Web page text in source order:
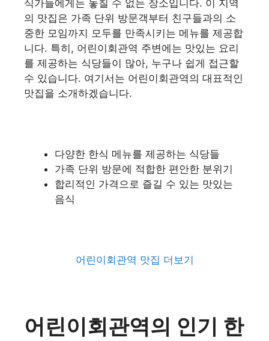
식가들에게는 놓칠 수 없는 장소입니다. 이 지역
의 맛집은 가족 단위 방문객부터 친구들과의 소
중한 모임까지 모두를 만족시키는 메뉴를 제공합
니다. 특히, 어린이회관역 주변에는 맛있는 요리
를 제공하는 식당들이 많아, 누구나 쉽게 접근할
수 있습니다. 여기서는 어린이회관역의 대표적인
맛집을 소개하겠습니다.
다양한 한식 메뉴를 제공하는 식당들
가족 단위 방문에 적합한 편안한 분위기
합리적인 가격으로 즐길 수 있는 맛있는
음식
어린이회관역 맛집 더보기
어린이회관역의 인기 한